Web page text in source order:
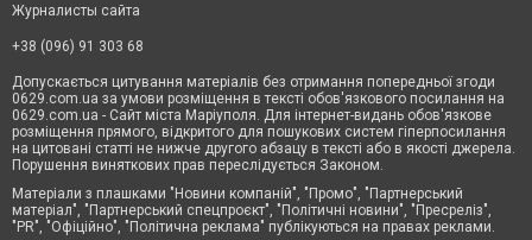
Журналисты сайта
+38 (096) 91 303 68
Допускається цитування матеріалів без отримання попередньої згоди
0629.com.ua за умови розміщення в тексті обов'язкового посилання на
0629.com.ua - Сайт міста Маріуполя. Для інтернет-видань обов'язкове
розміщення прямого, відкритого для пошукових систем гіперпосилання
на цитовані статті не нижче другого абзацу в тексті або в якості джерела.
Порушення виняткових прав переслідується Законом.
Матеріали з плашками "Новини компаній", "Промо", "Партнерський
матеріал", "Партнерський спецпроєкт", "Політичні новини", "Пресреліз",
"PR", "Офіційно", "Політична реклама" публікуються на правах реклами.